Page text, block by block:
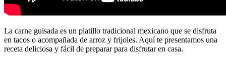
La carne guisada es un platillo tradicional mexicano que se disfruta
en tacos o acompañada de arroz y frijoles. Aquí te presentamos una
receta deliciosa y fácil de preparar para disfrutar en casa.